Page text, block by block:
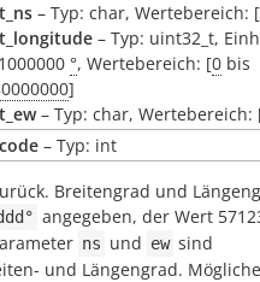
– Typ: char, Wertebereich:
– Typ: uint32_t,
°, Wertebereich: [0 bis
]
– Typ: char, Wertebereich:
– Typ: int
Breitengrad und
angegeben, der Wert
ns und ew sind
und Längengrad.